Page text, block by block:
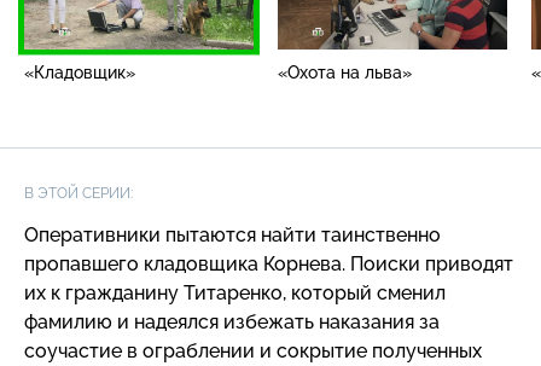
«Кладовщик» «Охота на льва»
В ЭТОЙ СЕРИИ:
Оперативники пытаются найти таинственно
пропавшего кладовщика Корнева. Поиски приводят
их к гражданину Титаренко, который сменил
фамилию и надеялся избежать наказания за
соучастие в ограблении и сокрытие полученных